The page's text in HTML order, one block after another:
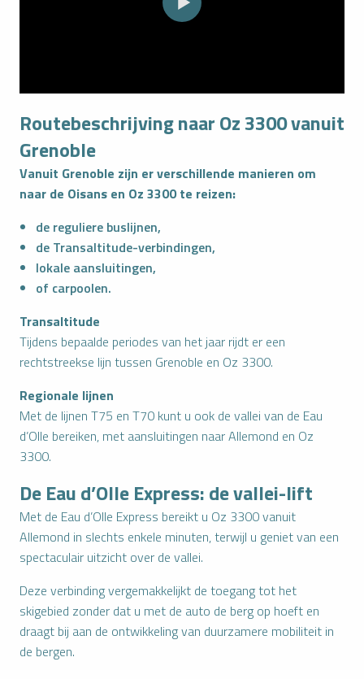
Routebeschrijving naar Oz 3300 vanuit
Grenoble
Vanuit Grenoble zijn er verschillende manieren om
naar de Oisans en Oz 3300 te reizen:
de reguliere buslijnen,
de Transaltitude-verbindingen,
lokale aansluitingen,
of carpoolen.
Transaltitude
Tijdens bepaalde periodes van het jaar rijdt er een
rechtstreekse lijn tussen Grenoble en Oz 3300.
Regionale lijnen
Met de lijnen T75 en T70 kunt u ook de vallei van de Eau
d’Olle bereiken, met aansluitingen naar Allemond en Oz
3300.
De Eau d’Olle Express: de vallei-lift
Met de Eau d’Olle Express bereikt u Oz 3300 vanuit
Allemond in slechts enkele minuten, terwijl u geniet van een
spectaculair uitzicht over de vallei.
Deze verbinding vergemakkelijkt de toegang tot het
skigebied zonder dat u met de auto de berg op hoeft en
draagt bij aan de ontwikkeling van duurzamere mobiliteit in
de bergen.